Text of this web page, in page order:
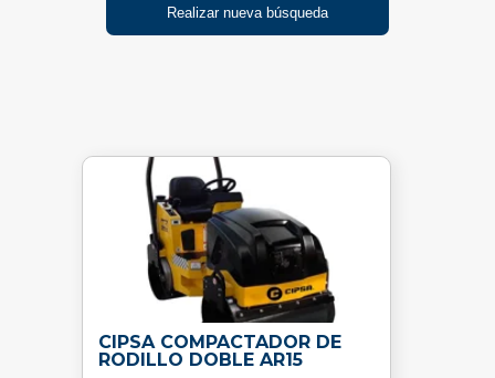
Realizar nueva búsqueda
CIPSA COMPACTADOR DE
RODILLO DOBLE AR15